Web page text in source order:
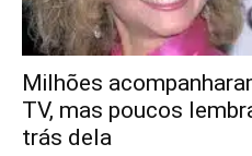
Milhões
TV, mas poucos
trás dela